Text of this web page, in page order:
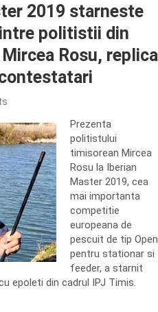
2019 starneste
politistii din
Rosu, replica
Prezenta
politistului
timisorean Mircea
Rosu la Iberian
Master 2019, cea
mai importanta
competitie
europeana de
pescuit de tip Open
pentru stationar si
feeder, a starnit
epoleti din cadrul IPJ Timis.